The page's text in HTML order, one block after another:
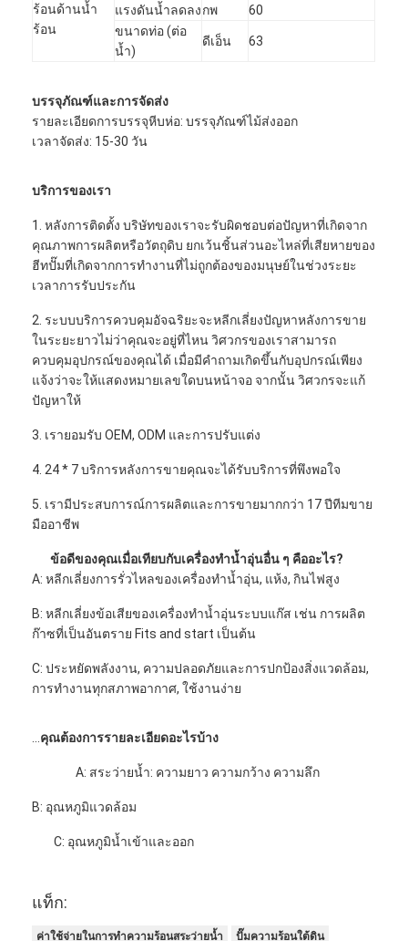
ร้อนด้านน้ำ
ร้อน
แรงดันน้ำลดลงกพ
60
ขนาดท่อ (ต่อ
น้ำ)
ดีเอ็น 63
บรรจุภัณฑ์และการจัดส่ง
รายละเอียดการบรรจุหีบห่อ: บรรจุภัณฑ์ไม้ส่งออก
เวลาจัดส่ง: 15-30 วัน
บริการของเรา
1. หลังการติดตั้ง บริษัทของเราจะรับผิดชอบต่อปัญหาที่เกิดจาก
คุณภาพการผลิตหรือวัตถุดิบ ยกเว้นชิ้นส่วนอะไหล่ที่เสียหายของ
ฮีทปั๊มที่เกิดจากการทำงานที่ไม่ถูกต้องของมนุษย์ในช่วงระยะ
เวลาการรับประกัน
2. ระบบบริการควบคุมอัจฉริยะจะหลีกเลี่ยงปัญหาหลังการขาย
ในระยะยาวไม่ว่าคุณจะอยู่ที่ไหน วิศวกรของเราสามารถ
ควบคุมอุปกรณ์ของคุณได้ เมื่อมีคำถามเกิดขึ้นกับอุปกรณ์เพียง
แจ้งว่าจะให้แสดงหมายเลขใดบนหน้าจอ จากนั้น วิศวกรจะแก้
ปัญหาให้
3. เรายอมรับ OEM, ODM และการปรับแต่ง
4. 24 * 7 บริการหลังการขายคุณจะได้รับบริการที่พึงพอใจ
5. เรามีประสบการณ์การผลิตและการขายมากกว่า 17 ปีทีมขาย
มืออาชีพ
ข้อดีของคุณเมื่อเทียบกับเครื่องทำน้ำอุ่นอื่น ๆ คืออะไร?
A: หลีกเลี่ยงการรั่วไหลของเครื่องทำน้ำอุ่น, แห้ง, กินไฟสูง
B: หลีกเลี่ยงข้อเสียของเครื่องทำน้ำอุ่นระบบแก๊ส เช่น การผลิต
ก๊าซที่เป็นอันตราย Fits and start เป็นต้น
C: ประหยัดพลังงาน, ความปลอดภัยและการปกป้องสิ่งแวดล้อม,
การทำงานทุกสภาพอากาศ, ใช้งานง่าย
คุณต้องการรายละเอียดอะไรบ้าง
A: สระว่ายน้ำ: ความยาว ความกว้าง ความลึก
B: อุณหภูมิแวดล้อม
C: อุณหภูมิน้ำเข้าและออก
แท็ก:
ค่าใช้จ่ายในการทำความร้อนสระว่ายน้ำ ปั๊มความร้อนใต้ดิน